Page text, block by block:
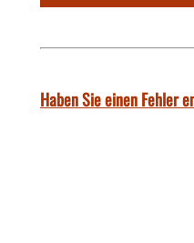
Haben Sie einen Fehler